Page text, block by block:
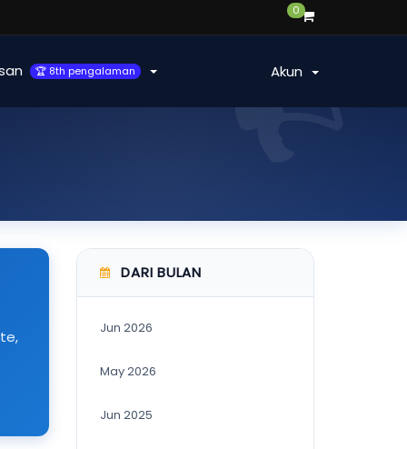
0
🏆 8th pengalaman Akun
DARI BULAN
Jun 2026
May 2026
Jun 2025